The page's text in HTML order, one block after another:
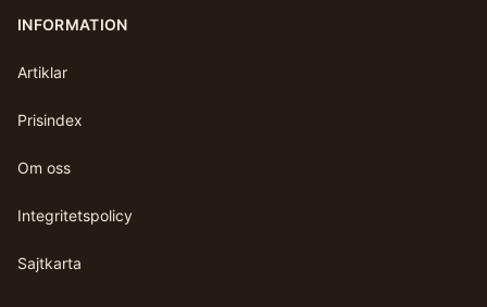
INFORMATION
Artiklar
Prisindex
Om oss
Integritetspolicy
Sajtkarta